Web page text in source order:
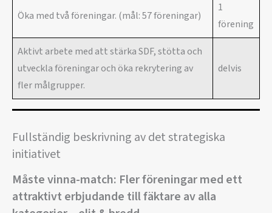
Öka med två föreningar. (mål: 57 föreningar)
1
förening
Aktivt arbete med att stärka SDF, stötta och
utveckla föreningar och öka rekrytering av
fler målgrupper.
delvis
Fullständig beskrivning av det strategiska
initiativet
Måste vinna-match: Fler föreningar med ett
attraktivt erbjudande till fäktare av alla